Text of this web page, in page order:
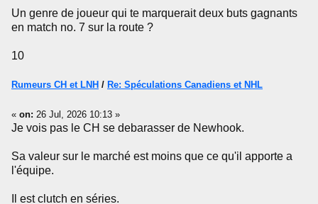
Un genre de joueur qui te marquerait deux buts gagnants
en match no. 7 sur la route ?
10
Rumeurs CH et LNH / Re: Spéculations Canadiens et NHL
« on: 26 Jul, 2026 10:13 »
Je vois pas le CH se debarasser de Newhook.
Sa valeur sur le marché est moins que ce qu'il apporte a
l'équipe.
Il est clutch en séries.